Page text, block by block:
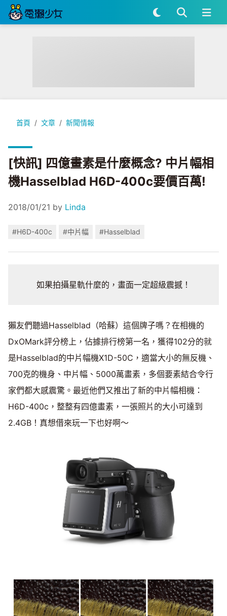
首頁 文章 新聞情報
[快訊] 四億畫素是什麼概念? 中片幅相機Hasselblad H6D-
[快訊] 四億畫素是什麼概念? 中片幅相
機Hasselblad H6D-400c要價百萬!
2018/01/21 by Linda
#H6D-400c #中片幅 #Hasselblad
如果拍攝星軌什麼的，畫面一定超級震撼！
獺友們聽過Hasselblad（哈蘇）這個牌子嗎？在相機的
DxOMark評分榜上，佔據排行榜第一名，獲得102分的就
是Hasselblad的中片幅機X1D-50C，適當大小的無反機、
700克的機身、中片幅、5000萬畫素，多個要素結合令行
家們都大感震驚。最近他們又推出了新的中片幅相機：
H6D-400c，整整有四億畫素，一張照片的大小可達到
2.4GB！真想借來玩一下也好啊～